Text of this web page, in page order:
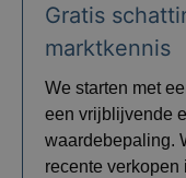
Gratis
marktkennis
We starten met
een vrijblijvende
waardebepaling.
recente verkopen